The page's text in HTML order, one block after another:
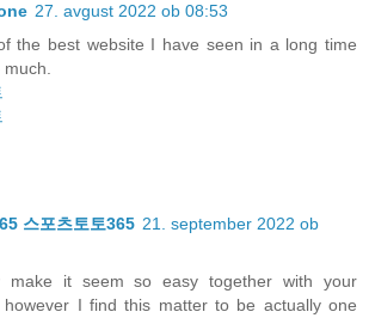
27. avgust 2022 ob 08:53
the best website I have seen in a long time
much.
스포츠토토365 21. september 2022 ob
make it seem so easy together with your
however I find this matter to be actually one